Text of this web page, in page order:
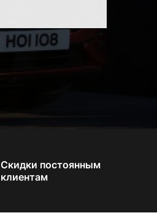
Скидки постоянным
клиентам